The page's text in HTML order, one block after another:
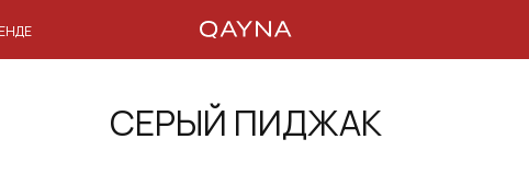
СЕРЫЙ ПИДЖАК